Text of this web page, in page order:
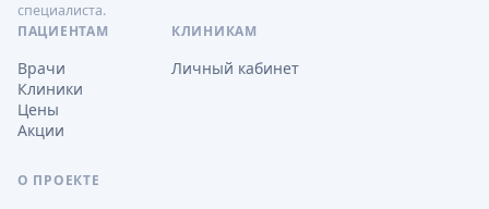
специалиста.
ПАЦИЕНТАМ
Врачи
Клиники
Цены
Акции
КЛИНИКАМ
Личный кабинет
О ПРОЕКТЕ